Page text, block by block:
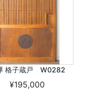
格子蔵戸 W0282
¥195,000